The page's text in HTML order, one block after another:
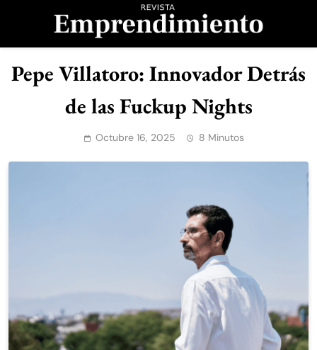
Revista
Emprendimiento
Pepe Villatoro: Innovador Detrás
de las Fuckup Nights
Octubre 16, 2025 8 Minutos